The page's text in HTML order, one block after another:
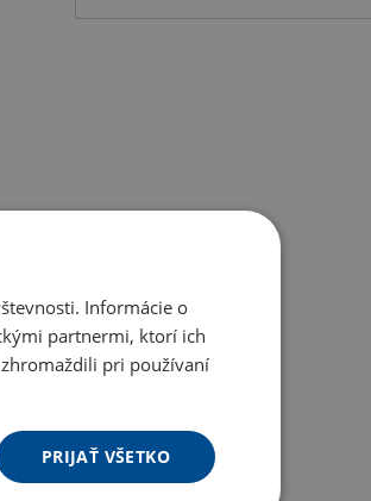
Informácie o
partnermi, ktorí ich
pri používaní
PRIJAŤ VŠETKO